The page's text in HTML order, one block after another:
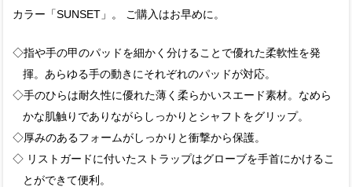
カラー「SUNSET」。 ご購入はお早めに。
◇指や手の甲のパッドを細かく分けることで優れた柔軟性を発
揮。あらゆる手の動きにそれぞれのパッドが対応。
◇手のひらは耐久性に優れた薄く柔らかいスエード素材。なめら
かな肌触りでありながらしっかりとシャフトをグリップ。
◇厚みのあるフォームがしっかりと衝撃から保護。
◇ リストガードに付いたストラップはグローブを手首にかけるこ
とができて便利。